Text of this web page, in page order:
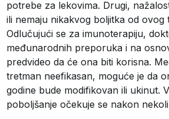
potrebe za lekovima. Drugi,
ili nemaju nikakvog boljitka od ovog
Odlučujući se za imunoterapiju,
međunarodnih preporuka i na
predvideo da će ona biti korisna.
tretman neefikasan, moguće je da
godine bude modifikovan ili ukinut.
poboljšanje očekuje se nakon